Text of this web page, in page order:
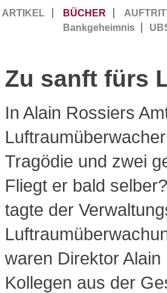
ARTIKEL BÜCHER
Bankgeheimnis
Zu sanft fürs
In Alain Rossiers
Tragödie und zwei
Fliegt er bald selber?
tagte der
waren Direktor
Kollegen aus der